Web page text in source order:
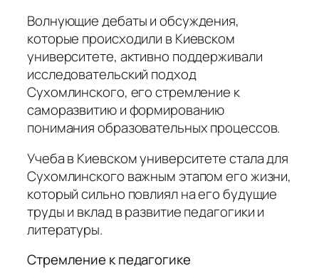
Волнующие дебаты и обсуждения,
которые происходили в Киевском
университете, активно поддерживали
исследовательский подход
Сухомлинского, его стремление к
саморазвитию и формированию
понимания образовательных процессов.
Учеба в Киевском университете стала для
Сухомлинского важным этапом его жизни,
который сильно повлиял на его будущие
труды и вклад в развитие педагогики и
литературы.
Стремление к педагогике